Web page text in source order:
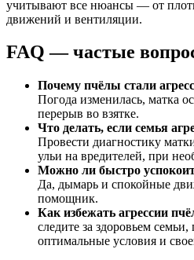
учитывают все нюансы — от
движений и вентиляции.
FAQ — частые
Почему пчёлы стали
Погода изменилась, матка
перерыв во взятке.
Что делать, если семья
Провести диагностику
ульи на вредителей, при
Можно ли быстро
Да, дымарь и спокойные
помощник.
Как избежать агрессии
следите за здоровьем
оптимальные условия и